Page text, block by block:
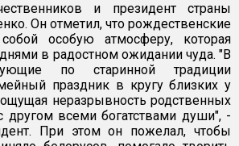
и президент страны
Он отметил, что рождественские
особую атмосферу, которая
в радостном ожидании чуда. "В
по старинной традиции
праздник в кругу близких у
неразрывность родственных
другом всеми богатствами души", -
При этом он пожелал, чтобы